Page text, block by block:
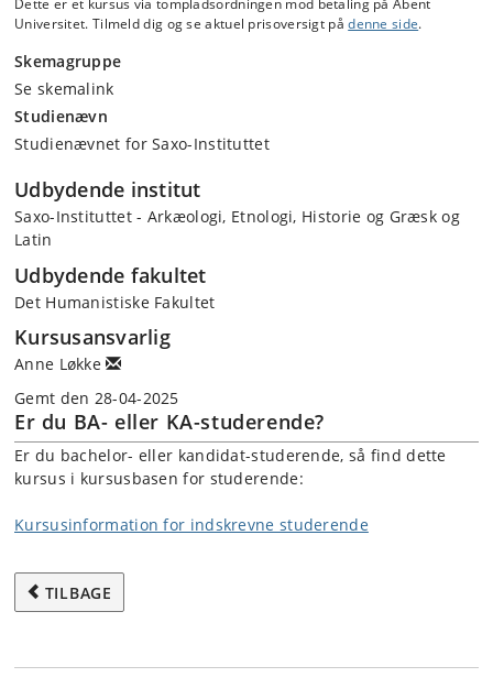
Dette er et kursus via tompladsordningen mod betaling på Åbent
Universitet. Tilmeld dig og se aktuel prisoversigt pådenne side.
Skemagruppe
Se skemalink
Studienævn
Studienævnet for Saxo-Instituttet
Udbydende institut
Saxo-Instituttet - Arkæologi, Etnologi, Historie og Græsk og
Latin
Udbydende fakultet
Det Humanistiske Fakultet
Kursusansvarlig
Anne Løkke
Gemt den 28-04-2025
Er du BA- eller KA-studerende?
Er du bachelor- eller kandidat-studerende, så find dette
kursus i kursusbasen for studerende:
Kursusinformation for indskrevne studerende
TILBAGE